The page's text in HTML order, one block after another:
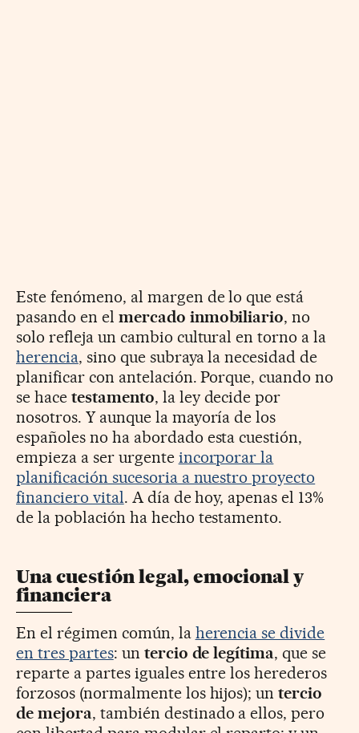
Este fenómeno, al margen de lo que está
pasando en el mercado inmobiliario, no
solo refleja un cambio cultural en torno a la
herencia, sino que subraya la necesidad de
planificar con antelación. Porque, cuando no
se hace testamento, la ley decide por
nosotros. Y aunque la mayoría de los
españoles no ha abordado esta cuestión,
empieza a ser urgente incorporar la
planificación sucesoria a nuestro proyecto
financiero vital. A día de hoy, apenas el 13%
de la población ha hecho testamento.
Una cuestión legal, emocional y
financiera
En el régimen común, la herencia se divide
en tres partes: un tercio de legítima, que se
reparte a partes iguales entre los herederos
forzosos (normalmente los hijos); untercio
de mejora, también destinado a ellos, pero